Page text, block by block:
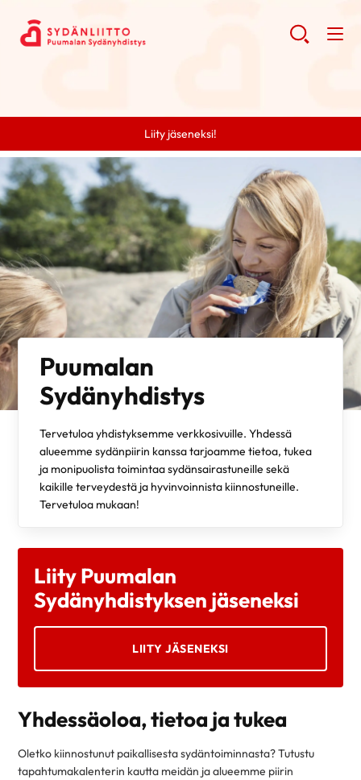
Liity jäseneksi!
Puumalan
Sydänyhdistys
Tervetuloa yhdistyksemme verkkosivuille. Yhdessä
alueemme sydänpiirin kanssa tarjoamme tietoa, tukea
ja monipuolista toimintaa sydänsairastuneille sekä
kaikille terveydestä ja hyvinvoinnista kiinnostuneille.
Tervetuloa mukaan!
Liity Puumalan
Sydänyhdistyksen jäseneksi
LIITY JÄSENEKSI
Yhdessäoloa, tietoa ja tukea
Oletko kiinnostunut paikallisesta sydäntoiminnasta? Tutustu
tapahtumakalenterin kautta meidän ja alueemme piirin